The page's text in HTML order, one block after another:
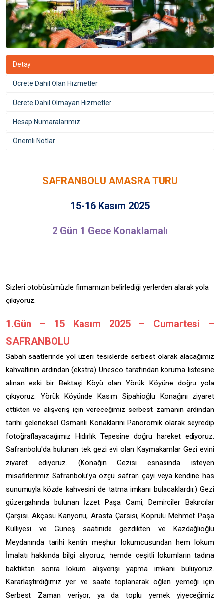
Detay
Ücrete Dahil Olan Hizmetler
Ücrete Dahil Olmayan Hizmetler
Hesap Numaralarımız
Önemli Notlar
SAFRANBOLU AMASRA TURU
15-16 Kasım 2025
2 Gün 1 Gece Konaklamalı
Sizleri otobüsümüzle firmamızın belirlediği yerlerden alarak yola
çıkıyoruz.
1.Gün – 15 Kasım 2025 – Cumartesi –
SAFRANBOLU
Sabah saatlerinde yol üzeri tesislerde serbest olarak alacağımız
kahvaltının ardından (ekstra) Unesco tarafından koruma listesine
alınan eski bir Bektaşi Köyü olan Yörük Köyüne doğru yola
çıkıyoruz. Yörük Köyünde Kasım Sipahioğlu Konağını ziyaret
ettikten ve alışveriş için vereceğimiz serbest zamanın ardından
tarihi geleneksel Osmanlı Konaklarını Panoromik olarak seyredip
fotoğraflayacağımız Hıdırlık Tepesine doğru hareket ediyoruz.
Safranbolu'da bulunan tek gezi evi olan Kaymakamlar Gezi evini
ziyaret ediyoruz. (Konağın Gezisi esnasında isteyen
misafirlerimiz Safranbolu’ya özgü safran çayı veya kendine has
sunumuyla közde kahvesini de tatma imkanı bulacaklardır.) Gezi
güzergahında bulunan İzzet Paşa Cami, Demirciler Bakırcılar
Çarşısı, Akçasu Kanyonu, Arasta Çarsısı, Köprülü Mehmet Paşa
Külliyesi ve Güneş saatinide gezdikten ve Kazdağlıoğlu
Meydanında tarihi kentin meşhur lokumcusundan hem lokum
İmalatı hakkında bilgi alıyoruz, hemde çeşitli lokumların tadına
baktıktan sonra lokum alışverişi yapma imkanı buluyoruz.
Kararlaştırdığımız yer ve saate toplanarak öğlen yemeği için
Serbest Zaman veriyor, ya da toplu yemek yiyeceğimiz